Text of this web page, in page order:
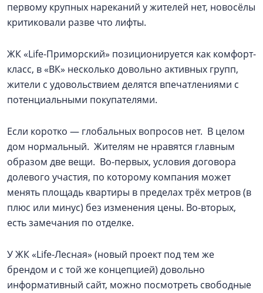
первому крупных нареканий у жителей нет, новосёлы
критиковали разве что лифты.
ЖК «Life-Приморский» позиционируется как комфорт-
класс, в «ВК» несколько довольно активных групп,
жители с удовольствием делятся впечатлениями с
потенциальными покупателями.
Если коротко — глобальных вопросов нет. В целом
дом нормальный. Жителям не нравятся главным
образом две вещи. Во-первых, условия договора
долевого участия, по которому компания может
менять площадь квартиры в пределах трёх метров (в
плюс или минус) без изменения цены. Во-вторых,
есть замечания по отделке.
У ЖК «Life-Лесная» (новый проект под тем же
брендом и с той же концепцией) довольно
информативный сайт, можно посмотреть свободные